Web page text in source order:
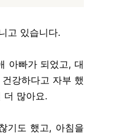
고 있습니다.
아빠가 되었고, 대
강하다고 자부 했
더 많아요.
기도 했고, 아침을